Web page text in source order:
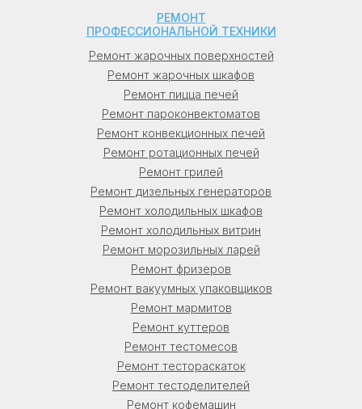
РЕМОНТ
ПРОФЕССИОНАЛЬНОЙ ТЕХНИКИ
Ремонт жарочных поверхностей
Ремонт жарочных шкафов
Ремонт пицца печей
Ремонт пароконвектоматов
Ремонт конвекционных печей
Ремонт ротационных печей
Ремонт грилей
Ремонт дизельных генераторов
Ремонт холодильных шкафов
Ремонт холодильных витрин
Ремонт морозильных ларей
Ремонт фризеров
Ремонт вакуумных упаковщиков
Ремонт мармитов
Ремонт куттеров
Ремонт тестомесов
Ремонт тестораскаток
Ремонт тестоделителей
Ремонт кофемашин